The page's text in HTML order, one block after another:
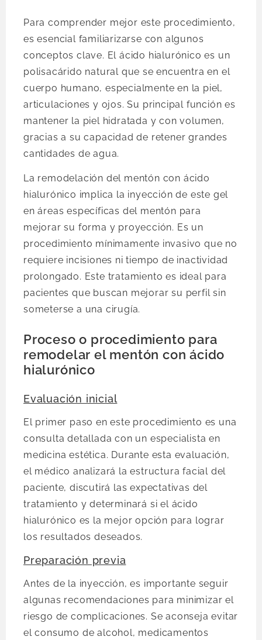
Para comprender mejor este procedimiento,
es esencial familiarizarse con algunos
conceptos clave. El ácido hialurónico es un
polisacárido natural que se encuentra en el
cuerpo humano, especialmente en la piel,
articulaciones y ojos. Su principal función es
mantener la piel hidratada y con volumen,
gracias a su capacidad de retener grandes
cantidades de agua.
La remodelación del mentón con ácido
hialurónico implica la inyección de este gel
en áreas específicas del mentón para
mejorar su forma y proyección. Es un
procedimiento mínimamente invasivo que no
requiere incisiones ni tiempo de inactividad
prolongado. Este tratamiento es ideal para
pacientes que buscan mejorar su perfil sin
someterse a una cirugía.
Proceso o procedimiento para
remodelar el mentón con ácido
hialurónico
Evaluación inicial
El primer paso en este procedimiento es una
consulta detallada con un especialista en
medicina estética. Durante esta evaluación,
el médico analizará la estructura facial del
paciente, discutirá las expectativas del
tratamiento y determinará si el ácido
hialurónico es la mejor opción para lograr
los resultados deseados.
Preparación previa
Antes de la inyección, es importante seguir
algunas recomendaciones para minimizar el
riesgo de complicaciones. Se aconseja evitar
el consumo de alcohol, medicamentos